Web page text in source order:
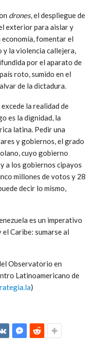
drones, el despliegue de
exterior para aislar y
fomentar el
la violencia callejera,
por el aparato de
roto, sumido en el
de la dictadura.
la realidad de
es la dignidad, la
latina. Pedir una
y gobiernos, el grado
cuyo gobierno
a los gobiernos cipayos
millones de votos y 28
decir lo mismo,
es un imperativo
Caribe: sumarse al
Observatorio en
Latinoamericano de
)